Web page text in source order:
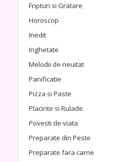
Fripturi si Gratare
Horoscop
Inedit
Inghetate
Melodii de neuitat
Panificatie
Pizza si Paste
Placinte si Rulade
Povesti de viata
Preparate din Peste
Preparate fara carne